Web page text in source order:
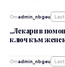
Отadmin_nbgeu
„Лекари в
ключ към
Отadmin_nbgeu